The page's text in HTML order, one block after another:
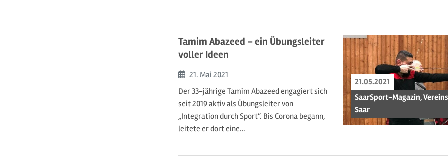
Tamim Abazeed – ein Übungsleiter
voller Ideen
Beginn:
21. Mai 2021
Der 33-jährige Tamim Abazeed engagiert sich
seit 2019 aktiv als Übungsleiter von
„Integration durch Sport“. Bis Corona begann,
leitete er dort eine…
21.05.2021
SaarSport-Magazin,
Saar